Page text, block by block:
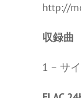
http://
収録曲
1 – サ